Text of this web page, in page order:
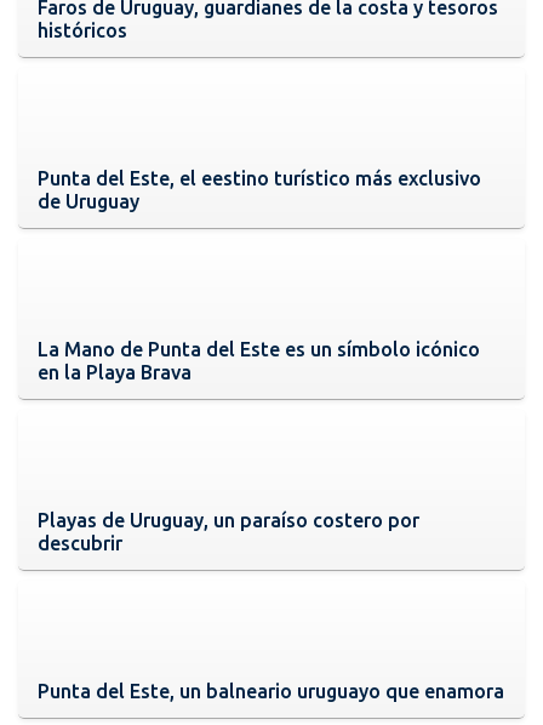
Faros de Uruguay, guardianes de la costa y tesoros
históricos
Punta del Este, el eestino turístico más exclusivo
de Uruguay
La Mano de Punta del Este es un símbolo icónico
en la Playa Brava
Playas de Uruguay, un paraíso costero por
descubrir
Punta del Este, un balneario uruguayo que enamora